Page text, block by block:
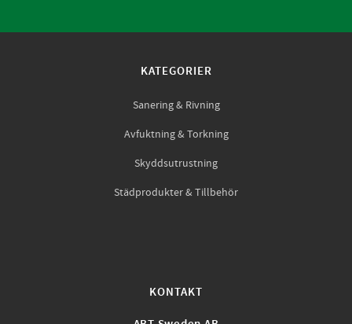
KATEGORIER
Sanering & Rivning
Avfuktning & Torkning
Skyddsutrustning
Städprodukter & Tillbehör
KONTAKT